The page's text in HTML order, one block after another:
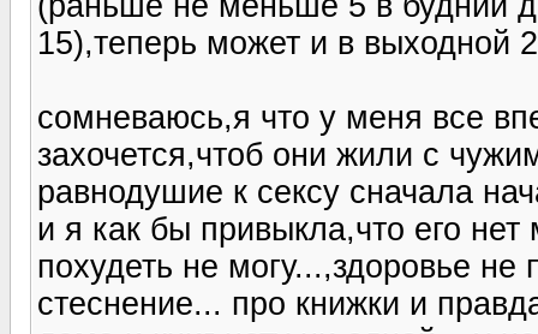
15),теперь может и в выходной
сомневаюсь,я что у меня все
захочется,чтоб они жили с
равнодушие к сексу сначала
и я как бы привыкла,что его
похудеть не могу...,здоровье не
стеснение... про книжки и